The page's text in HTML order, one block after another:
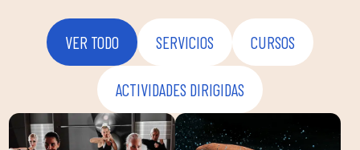
VER TODO SERVICIOS CURSOS
ACTIVIDADES DIRIGIDAS